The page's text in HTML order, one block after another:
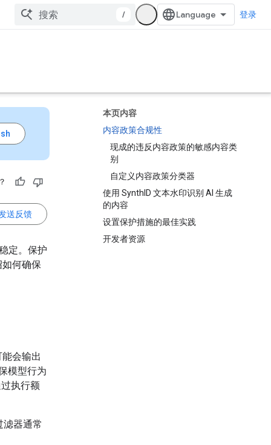
/ 登录
本页内容
内容政策合规性
现成的违反内容政策的敏感内容类
别
自定义内容政策分类器
使用 SynthID 文本水印识别 AI 生成
的内容
设置保护措施的最佳实践
开发者资源
送反馈
定。保护
如何确保
能会输出
模型行为
过执行额
器通常